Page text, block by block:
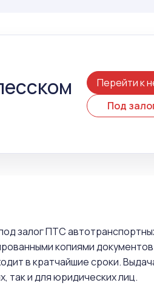
Перейти к
Под
залог ПТС
копиями документов
в кратчайшие сроки.
так и для юридических лиц.